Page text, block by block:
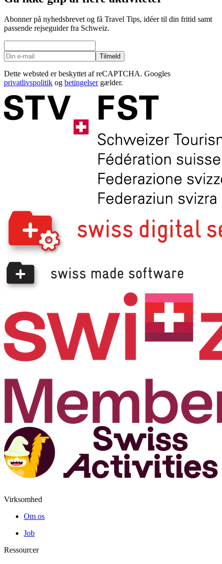
Abonner på nyhedsbrevet og få Travel Tips, idéer til din fritid samt
passende rejseguider fra Schweiz.
Tilmeld
Dette websted er beskyttet af reCAPTCHA. Googles
privatlivspolitik og betingelsergælder.
Virksomhed
Om os
Job
Ressourcer